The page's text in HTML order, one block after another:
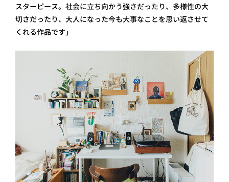
スターピース。社会に立ち向かう強さだったり、多様性の大
切さだったり、大人になった今も大事なことを思い返させて
くれる作品です」